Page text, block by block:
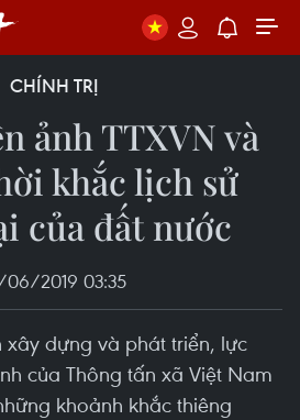
CHÍNH TRỊ
ảnh TTXVN và
khắc lịch sử
của đất nước
06/2019 03:35
xây dựng và phát triển, lực
của Thông tấn xã Việt Nam
khoảnh khắc thiêng